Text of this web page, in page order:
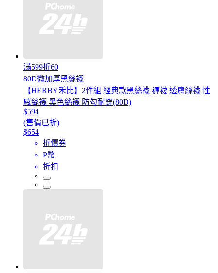
滿599折60
80D微加厚黑絲襪
【HERBY禾比】2件組 經典款黑絲襪 褲襪 透膚絲襪 性
感絲襪 黑色絲襪 防勾耐穿(80D)
$594
(售價已折)
$654
折價券
P幣
折扣